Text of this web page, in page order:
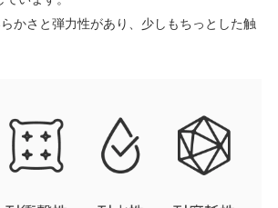
かさと弾力性があり、少しもちっとした触